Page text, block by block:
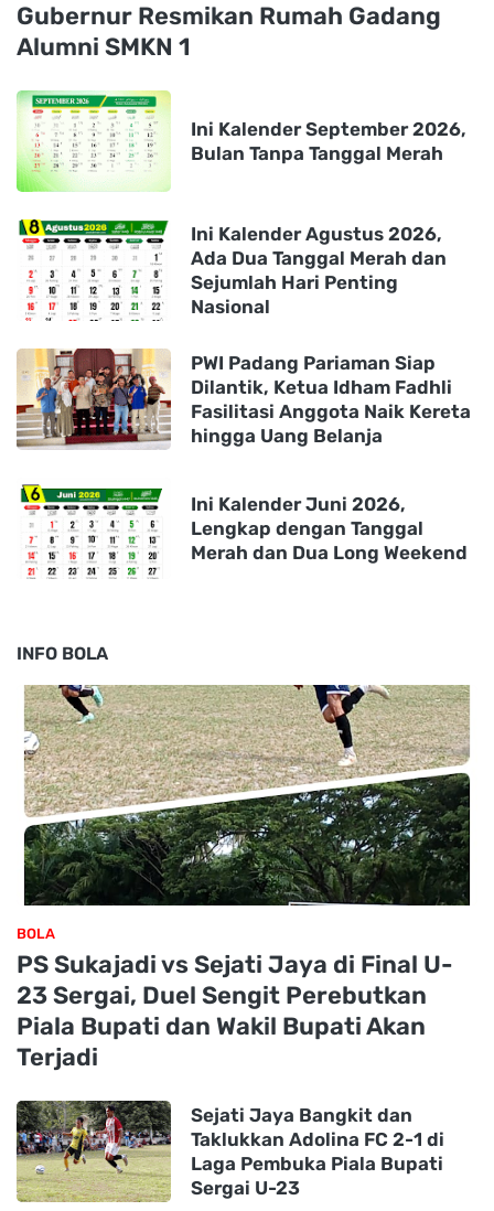
Gubernur Resmikan Rumah Gadang
Alumni SMKN 1
Ini Kalender September 2026,
Bulan Tanpa Tanggal Merah
Ini Kalender Agustus 2026,
Ada Dua Tanggal Merah dan
Sejumlah Hari Penting
Nasional
PWI Padang Pariaman Siap
Dilantik, Ketua Idham Fadhli
Fasilitasi Anggota Naik Kereta
hingga Uang Belanja
Ini Kalender Juni 2026,
Lengkap dengan Tanggal
Merah dan Dua Long Weekend
INFO BOLA
BOLA
PS Sukajadi vs Sejati Jaya di Final U-
23 Sergai, Duel Sengit Perebutkan
Piala Bupati dan Wakil Bupati Akan
Terjadi
Sejati Jaya Bangkit dan
Taklukkan Adolina FC 2-1 di
Laga Pembuka Piala Bupati
Sergai U-23